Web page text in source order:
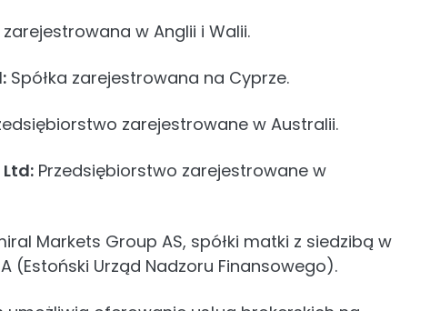
zarejestrowana w Anglii i Walii.
Spółka zarejestrowana na Cyprze.
zarejestrowane w Australii.
Przedsiębiorstwo zarejestrowane w
Markets Group AS, spółki matki z siedzibą w
(Estoński Urząd Nadzoru Finansowego).